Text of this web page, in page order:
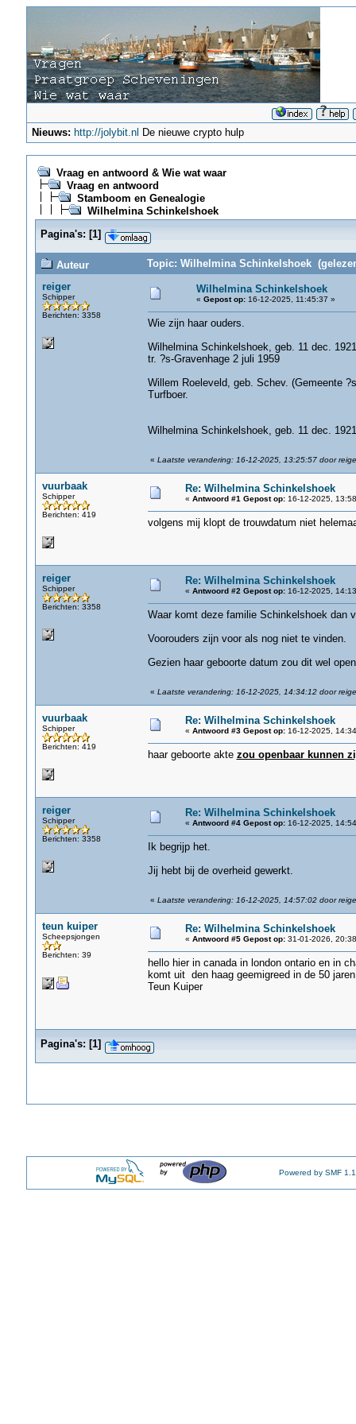
Nieuws: http://jolybit.nl De nieuwe crypto hulp
Vraag en antwoord & Wie wat waar
Vraag en antwoord
Stamboom en Genealogie
Wilhelmina Schinkelshoek
Pagina's: [1]
Auteur
Topic: Wilhelmina Schinkelshoek
reiger
Schipper
Berichten: 3358
Wilhelmina Schinkelshoek
« Gepost op:16-12-2025, 11:45:37 »
Wie zijn haar ouders.
Wilhelmina Schinkelshoek, geb. 11 dec.
tr. ?s-Gravenhage 2 juli 1959
Willem Roeleveld, geb. Schev. (Gemeente
Turfboer.
Wilhelmina Schinkelshoek, geb. 11 dec.
« Laatste verandering: 16-12-2025, 13:25:57 door
vuurbaak
Schipper
Berichten: 419
Re: Wilhelmina Schinkelshoek
« Antwoord #1 Gepost op:16-12-2025,
volgens mij klopt de trouwdatum niet
reiger
Schipper
Berichten: 3358
Re: Wilhelmina Schinkelshoek
« Antwoord #2 Gepost op:16-12-2025,
Waar komt deze familie Schinkelshoek dan
Voorouders zijn voor als nog niet te vinden.
Gezien haar geboorte datum zou dit wel
« Laatste verandering: 16-12-2025, 14:34:12 door
vuurbaak
Schipper
Berichten: 419
Re: Wilhelmina Schinkelshoek
« Antwoord #3 Gepost op:16-12-2025,
haar geboorte akte zou openbaar kunnen
reiger
Schipper
Berichten: 3358
Re: Wilhelmina Schinkelshoek
« Antwoord #4 Gepost op:16-12-2025,
Ik begrijp het.
Jij hebt bij de overheid gewerkt.
« Laatste verandering: 16-12-2025, 14:57:02 door
teun kuiper
Scheepsjongen
Berichten: 39
Re: Wilhelmina Schinkelshoek
« Antwoord #5 Gepost op:31-01-2026,
hello hier in canada in london ontario en in
komt uit den haag geemigreed in de 50
Teun Kuiper
Pagina's: [1]
Powered by SMF